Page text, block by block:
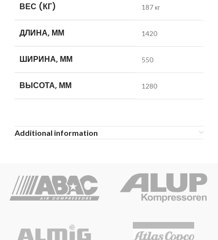
ВЕС (КГ) 187 кг
ДЛИНА, ММ 1420
ШИРИНА, ММ 550
ВЫСОТА, ММ 1280
Additional information